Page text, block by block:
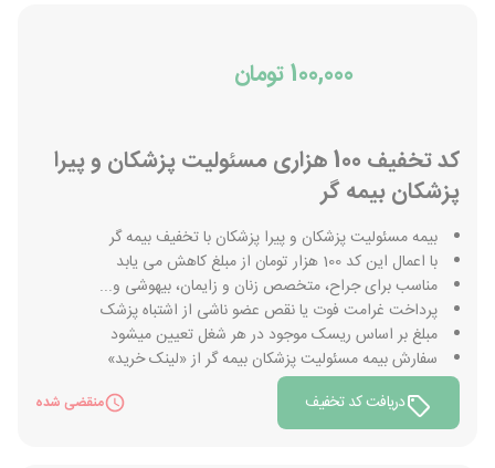
100,000 تومان
کد تخفیف 100 هزاری مسئولیت پزشکان و پیرا
پزشکان بیمه گر
بیمه مسئولیت پزشکان و پیرا پزشکان با تخفیف بیمه گر
با اعمال این کد 100 هزار تومان از مبلغ کاهش می یابد
مناسب برای جراح، متخصص زنان و زایمان، بیهوشی و...
پرداخت غرامت فوت یا نقص عضو ناشی از اشتباه پزشک
مبلغ بر اساس ریسک موجود در هر شغل تعیین میشود
سفارش بیمه مسئولیت پزشکان بیمه گر از «لینک خرید»
دریافت کد تخفیف
منقضی شده